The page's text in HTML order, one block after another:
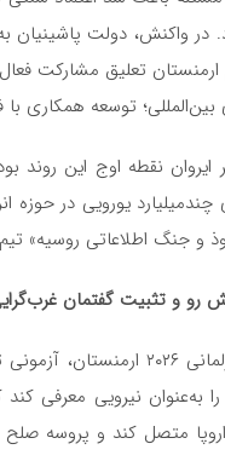
واکنش، دولت پاشینیان
بین‌المللی؛ توسعه همکاری
نقطه اوج این روند
چندمیلیارد یورویی در حوزه
و جنگ اطلاعاتی روسیه»
رو و تثبیت گفتمان
انتخابات پارلمانی
به‌عنوان نیرویی معرفی
متصل کند و پروسه صلح